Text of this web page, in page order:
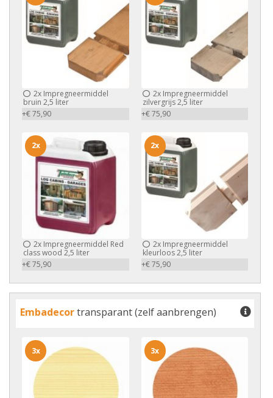
2x Impregneermiddel
bruin 2,5 liter
+€ 75,90
2xImpregneermiddel
zilvergrijs 2,5 liter
+€ 75,90
2x Impregneermiddel Red
class wood 2,5 liter
+€ 75,90
2x
2xImpregneermiddel
kleurloos 2,5 liter
+€ 75,90
2x
Embadecortransparant (zelf aanbrengen)
3x 3x